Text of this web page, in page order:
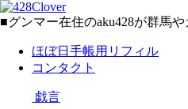
■グンマー在住のaku428が群馬
ほぼ日手帳用リフィル
コンタクト
戯言